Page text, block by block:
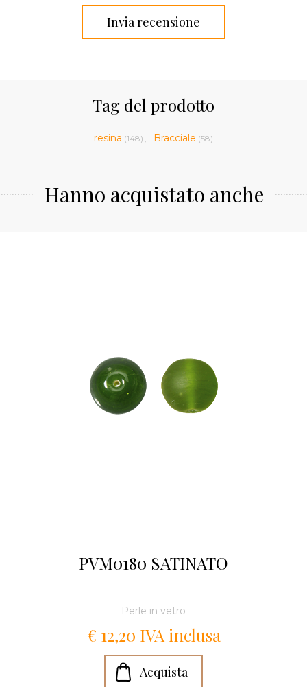
Tag del prodotto
resina (148) , Bracciale (58)
Hanno acquistato anche
PVM0180 SATINATO
Perle in vetro
€ 12,20 IVA inclusa